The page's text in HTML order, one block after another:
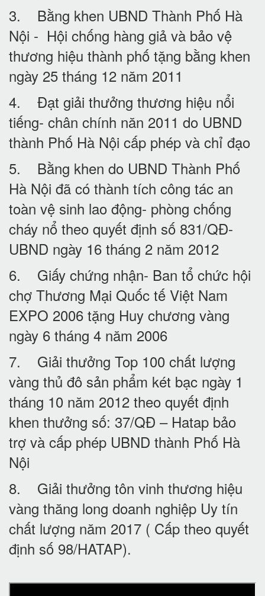
3. Bằng khen UBND Thành Phố Hà
Nội - Hội chống hàng giả và bảo vệ
thương hiệu thành phố tặng bằng khen
ngày 25 tháng 12 năm 2011
4. Đạt giải thưởng thương hiệu nổi
tiếng- chân chính năn 2011 do UBND
thành Phố Hà Nội cấp phép và chỉ đạo
5. Bằng khen do UBND Thành Phố
Hà Nội đã có thành tích công tác an
toàn vệ sinh lao động- phòng chống
cháy nổ theo quyết định số 831/QĐ-
UBND ngày 16 tháng 2 năm 2012
6. Giấy chứng nhận- Ban tổ chức hội
chợ Thương Mại Quốc tế Việt Nam
EXPO 2006 tặng Huy chương vàng
ngày 6 tháng 4 năm 2006
7. Giải thưởng Top 100 chất lượng
vàng thủ đô sản phẩm két bạc ngày 1
tháng 10 năm 2012 theo quyết định
khen thưởng số: 37/QĐ – Hatap bảo
trợ và cấp phép UBND thành Phố Hà
Nội
8. Giải thưởng tôn vinh thương hiệu
vàng thăng long doanh nghiệp Uy tín
chất lượng năm 2017 ( Cấp theo quyết
định số 98/HATAP).